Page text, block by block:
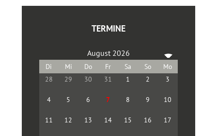
TERMINE
August 2026
28 29 30 31 1 2 3
4 5 6 7 8 9 10
11 12 13 14 15 16 17